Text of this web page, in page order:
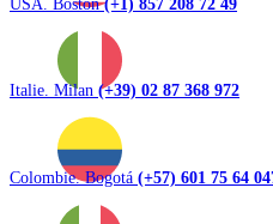
Italie. Milan (+39) 02 87 368 972
Colombie. Bogotá (+57) 601 75 64